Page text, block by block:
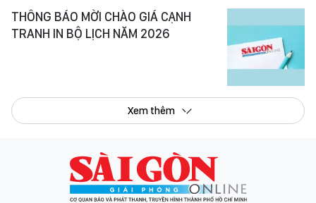
THÔNG BÁO MỜI CHÀO GIÁ CẠNH
TRANH IN BỘ LỊCH NĂM 2026
Xem thêm